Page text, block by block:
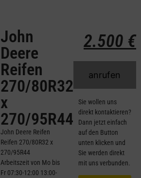
John
Deere
Reifen
270/80R32
x
270/95R44
John Deere Reifen
Reifen 270/80R32 x
270/95R44
Arbeitszeit von Mo bis
Fr 07:30-12:00 13:00-
2.500 €
anrufen
Sie wollen uns
direkt kontaktieren?
Dann jetzt einfach
auf den Button
unten klicken und
Sie werden direkt
mit uns verbunden.